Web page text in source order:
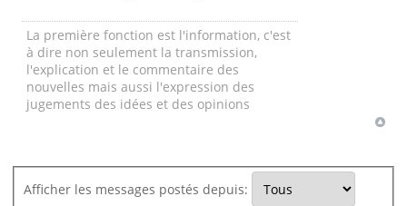
La première fonction est l'information, c'est
à dire non seulement la transmission,
l'explication et le commentaire des
nouvelles mais aussi l'expression des
jugements des idées et des opinions
Afficher les messages postés depuis: